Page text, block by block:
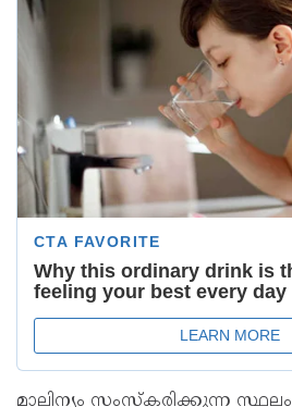
മാലിന്യം സംസ്കരിക്കുന്ന സ്ഥലം